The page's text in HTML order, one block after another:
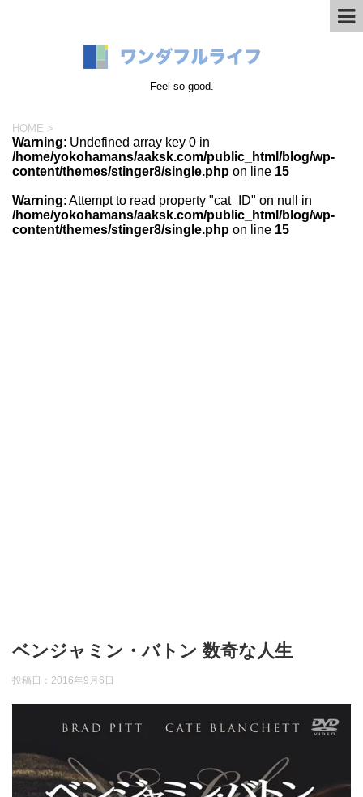
Feel so good.
HOME >
Warning: Undefined array key 0 in
/home/yokohamans/aaksk.com/public_html/blog/wp-
content/themes/stinger8/single.php on line 15
Warning: Attempt to read property "cat_ID" on null in
/home/yokohamans/aaksk.com/public_html/blog/wp-
content/themes/stinger8/single.php on line 15
ベンジャミン・バトン 数奇な人生
投稿日： 2016年9月6日